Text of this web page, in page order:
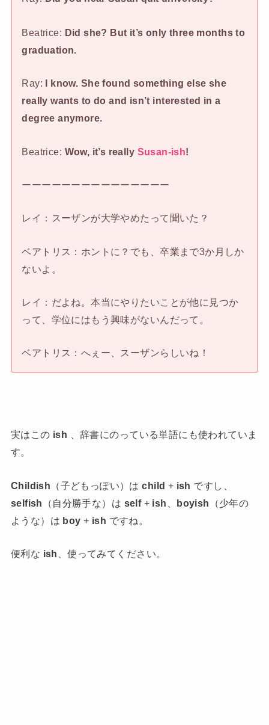
Beatrice: Did she? But it’s only three months to
graduation.
Ray: I know. She found something else she
really wants to do and isn’t interested in a
degree anymore.
Beatrice: Wow, it’s really Susan-ish!
ーーーーーーーーーーーーーーー
レイ：スーザンが大学やめたって聞いた？
ベアトリス：ホントに？でも、卒業まで3か月しか
ないよ。
レイ：だよね。本当にやりたいことが他に見つか
って、学位にはもう興味がないんだって。
ベアトリス：へぇー、スーザンらしいね！
実はこの ish 、辞書にのっている単語にも使われていま
す。
Childish （子どもっぽい）はchild + ish ですし、
selfish （自分勝手な）は self+ ish boyish （少年の
ような）は boy + ish ですね。
便利な ish 、使ってみてください。